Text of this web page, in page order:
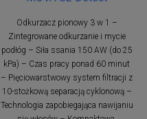
Odkurzacz pionowy 3 w 1 –
Zintegrowane odkurzanie i mycie
podłóg – Siła ssania 150 AW (do 25
kPa) – Czas pracy ponad 60 minut
– Pięciowarstwowy system filtracji z
10-stożkową separacją cyklonową –
Technologia zapobiegająca nawijaniu